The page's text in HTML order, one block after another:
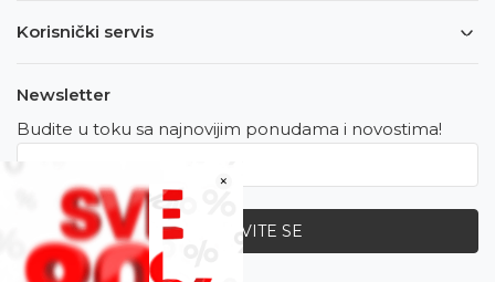
×
Korisnički servis
Newsletter
Budite u toku sa najnovijim ponudama i novostima!
PRIJAVITE SE